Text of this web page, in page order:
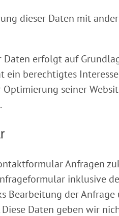
dieser Daten mit
erfolgt auf
ein berechtigtes
seiner
Anfragen
inklusive
Bearbeitung der
Diese Daten geben wir